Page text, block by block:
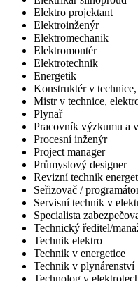
Elektro projektant
Elektroinženýr
Elektromechanik
Elektromontér
Elektrotechnik
Energetik
Konstruktér v
Mistr v technice,
Plynař
Pracovník výzkumu a
Procesní inženýr
Project manager
Průmyslový designer
Revizní technik
Seřizovač /
Servisní technik v
Specialista
Technický ředitel/
Technik elektro
Technik v energetice
Technik v plynárenství